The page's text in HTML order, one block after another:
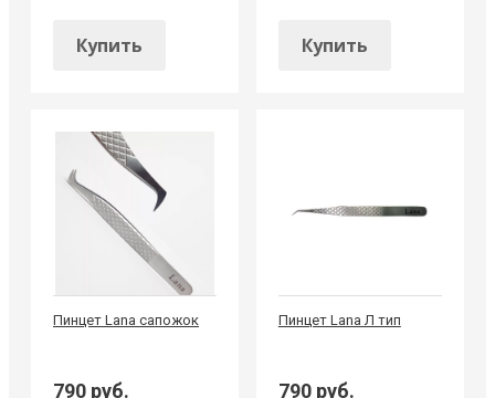
Купить Купить
Пинцет Lana сапожок
790 руб.
Пинцет Lana Л тип
790 руб.